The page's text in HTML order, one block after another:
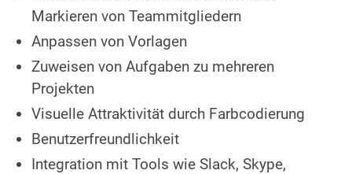
Markieren von Teammitgliedern
Anpassen von Vorlagen
Zuweisen von Aufgaben zu mehreren
Projekten
Visuelle Attraktivität durch Farbcodierung
Benutzerfreundlichkeit
Integration mit Tools wie Slack, Skype,